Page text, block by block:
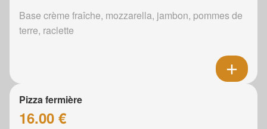
Base crème fraîche, mozzarella, jambon, pommes de
terre, raclette
Pizza fermière
16.00 €